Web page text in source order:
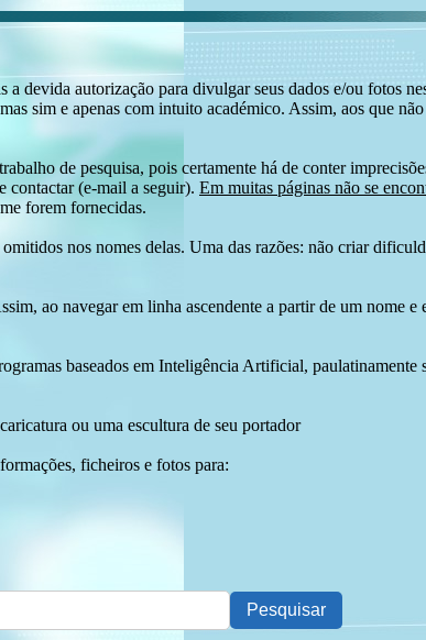
autorização para divulgar seus dados e/ou fotos
sim e apenas com intuito académico. Assim, aos que
de pesquisa, pois certamente há de conter
contactar (e-mail a seguir). Em muitas páginas não se
forem fornecidas.
nos nomes delas. Uma das razões: não criar
ao navegar em linha ascendente a partir de um nome
baseados em Inteligência Artificial,
ou uma escultura de seu portador
ficheiros e fotos para: